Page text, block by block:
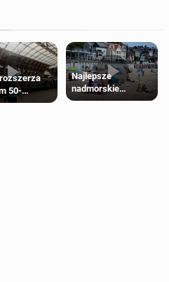
50-
Najlepsze
nadmorskie
miasteczko blisko